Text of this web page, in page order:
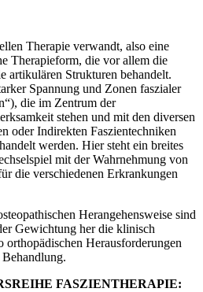
Therapie verwandt, also eine
Therapieform, die vor allem die
artikulären Strukturen behandelt.
Spannung und Zonen faszialer
die im Zentrum der
stehen und mit den diversen
oder Indirekten Faszientechniken
werden. Hier steht ein breites
mit der Wahrnehmung von
die verschiedenen Erkrankungen
Herangehensweise sind
Gewichtung her die klinisch
orthopädischen Herausforderungen
FASZIENTHERAPIE: